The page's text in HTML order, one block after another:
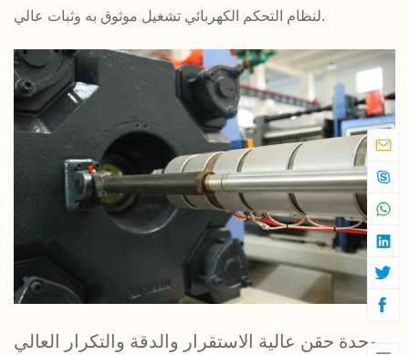
لنظام التحكم الكهربائي تشغيل موثوق به وثبات عالي.
وحدة حقن عالية الاستقرار والدقة والتكرار العالي